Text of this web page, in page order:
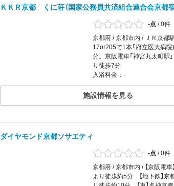
ＫＫＲ京都 くに荘（国家公務員共済組合連合会京都宿
-点 /0件
京都府 / 京都市内 / ＪＲ京都
17or205で1本「府立医大病院
分。京阪電車「神宮丸太町駅
り徒歩7分
入浴料金：-
施設情報を見る
ダイヤモンド京都ソサエティ
-点 /0件
京都府 / 京都市内 / 【京阪電車
より徒歩約5分 【地下鉄】京